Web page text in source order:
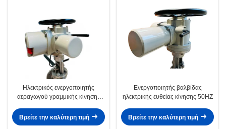
Ηλεκτρικός ενεργοποιητής
αεραγωγού γραμμικής κίνησης
Βρείτε την καλύτερη τιμή
Ενεργοποιητής βαλβίδας
ηλεκτρικής ευθείας κίνησης 50HZ
Βρείτε την καλύτερη τιμή